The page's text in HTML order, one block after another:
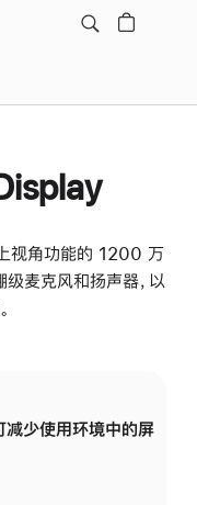
视角功能的 1200 万
麦克风和扬声器，以
减少使用环境中的屏